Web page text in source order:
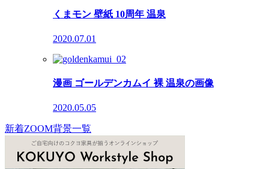
くまモン 壁紙 10周年 温泉
2020.07.01
漫画 ゴールデンカムイ 裸 温泉の画像
2020.05.05
新着ZOOM背景一覧